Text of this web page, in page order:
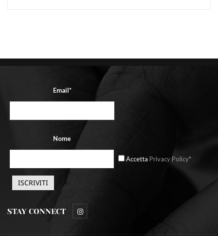
Email*
Nome
Accetta Privacy Policy*
STAY CONNECT